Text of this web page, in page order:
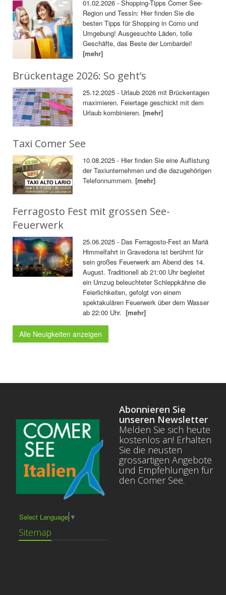
01.02.2026 - Shopping-Tipps Comer See-
Region und Tessin: Hier finden Sie die
besten Tipps für Shopping in Como und
Umgebung! Ausgesuchte Läden, tolle
Geschäfte, das Beste der Lombardei!
[mehr]
Brückentage 2026: So geht’s
25.12.2025 - Urlaub 2026 mit Brückentagen
maximieren. Feiertage geschickt mit dem
Urlaub kombinieren.[mehr]
Taxi Comer See
10.08.2025 - Hier finden Sie eine Auflistung
der Taxiunternehmen und die dazugehörigen
Telefonnummern.[mehr]
Ferragosto Fest mit grossen See-
Feuerwerk
25.06.2025 - Das Ferragosto-Fest an Mariä
Himmelfahrt in Gravedona ist berühmt für
sein großes Feuerwerk am Abend des 14.
August. Traditionell ab 21:00 Uhr begleitet
ein Umzug beleuchteter Schleppkähne die
Feierlichkeiten, gefolgt von einem
spektakulären Feuerwerk über dem Wasser
ab 22:00 Uhr.[mehr]
Alle Neuigkeiten anzeigen
Select Language ▼
Sitemap
Abonnieren Sie
unseren Newsletter
Melden Sie sich heute
kostenlos an! Erhalten
Sie die neusten
grossartigen Angebote
und Empfehlungen für
den Comer See.